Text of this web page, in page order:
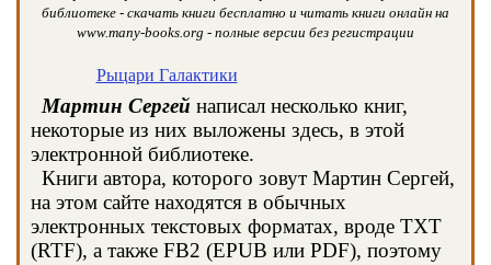
библиотеке - скачать книги бесплатно и читать книги онлайн на
www.many-books.org - полные версии без регистрации
Рыцари Галактики
Мартин Сергей написал несколько книг,
некоторые из них выложены здесь, в этой
электронной библиотеке.
Книги автора, которого зовут Мартин Сергей,
на этом сайте находятся в обычных
электронных текстовых форматах, вроде TXT
(RTF), а также FB2 (EPUB или PDF), поэтому